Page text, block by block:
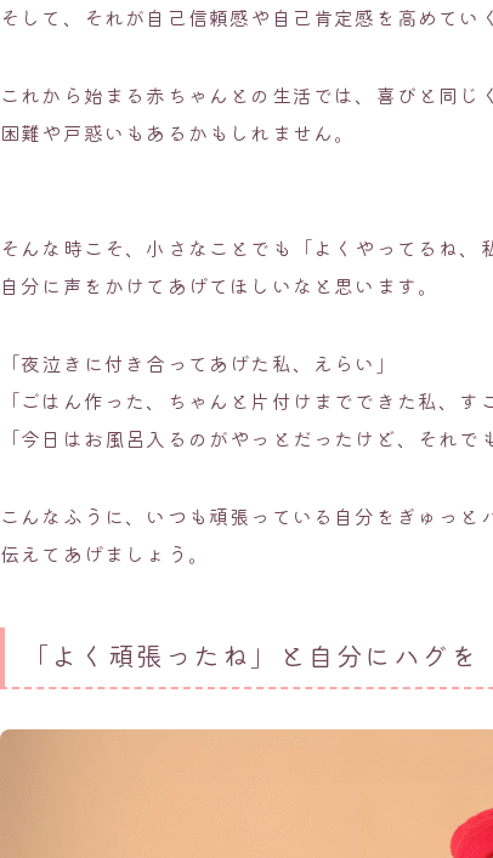
そして、それが自己信頼感や自己肯定感を高めてい
これから始まる赤ちゃんとの生活では、喜びと同じ
困難や戸惑いもあるかもしれません。
そんな時こそ、小さなことでも「よくやってるね、
自分に声をかけてあげてほしいなと思います。
「夜泣きに付き合ってあげた私、えらい」
「ごはん作った、ちゃんと片付けまでできた私、す
「今日はお風呂入るのがやっとだったけど、それで
こんなふうに、いつも頑張っている自分をぎゅっ
伝えてあげましょう。
「よく頑張ったね」と自分にハグを